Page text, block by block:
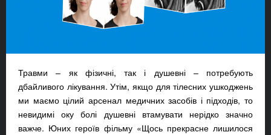
Травми – як фізичні, так і душевні – потребують
дбайливого лікування. Утім, якщо для тілесних ушкоджень
ми маємо цілий арсенал медичних засобів і підходів, то
невидимі оку болі душевні втамувати нерідко значно
важче. Юних героїв фільму «Щось прекрасне лишилося